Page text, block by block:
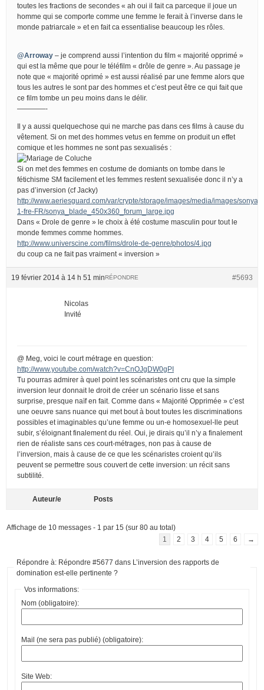
toutes les fractions de secondes « ah oui il fait ca parceque il joue un
homme qui se comporte comme une femme le ferait à l’inverse dans le
monde patriarcale » et en fait ca essentialise beaucoup les rôles.
@Arroway – je comprend aussi l’intention du film « majorité opprimé »
qui est la même que pour le téléfilm « drôle de genre ». Au passage je
note que « majorité oprimé » est aussi réalisé par une femme alors que
tous les autres le sont par des hommes et c’est peut être ce qui fait que
ce film tombe un peu moins dans le délir.
————-
Il y a aussi quelquechose qui ne marche pas dans ces films à cause du
vêtement. Si on met des hommes vetus en femme on produit un effet
comique et les hommes ne sont pas sexualisés :
Si on met des femmes en costume de domiants on tombe dans le
fétichisme SM facilement et les femmes restent sexualisée donc il n’y a
pas d’inversion (cf Jacky)
http://www.aeriesguard.com/var/crypte/storage/images/media/images/
1-fre-FR/sonya_blade_450x360_forum_large.jpg
Dans « Drole de genre » le choix à été costume masculin pour tout le
monde femmes comme hommes.
http://www.universcine.com/films/drole-de-genre/photos/4.jpg
du coup ca ne fait pas vraiment « inversion »
19 février 2014 à 14 h 51 min #5693
RÉPONDRE
Nicolas
Invité
@ Meg, voici le court métrage en question:
http://www.youtube.com/watch?v=CnOJgDW0gPI
Tu pourras admirer à quel point les scénaristes ont cru que la simple
inversion leur donnait le droit de créer un scénario lisse et sans
surprise, presque naïf en fait. Comme dans « Majorité Opprimée » c’est
une oeuvre sans nuance qui met bout à bout toutes les discriminations
possibles et imaginables qu’une femme ou un-e homosexuel-lle peut
subir, s’éloignant finalement du réel. Oui, je dirais qu’il n’y a finalement
rien de réaliste sans ces court-métrages, non pas à cause de
l’inversion, mais à cause de ce que les scénaristes croient qu’ils
peuvent se permettre sous couvert de cette inversion: un récit sans
subtilité.
Auteur/e Posts
Affichage de 10 messages - 1 par 15 (sur 80 au total)
1
2 3 4 5 6 →
Répondre à: Répondre #5677 dans L’inversion des rapports de
domination est-elle pertinente ?
Vos informations:
Nom (obligatoire):
Mail (ne sera pas publié) (obligatoire):
Site Web: